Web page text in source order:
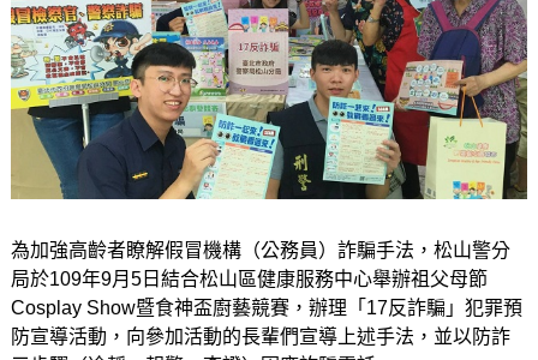
為加強高齡者瞭解假冒機構（公務員）詐騙手法，松山警分
局於109年9月5日結合松山區健康服務中心舉辦祖父母節
Cosplay Show暨食神盃廚藝競賽，辦理「17反詐騙」犯罪預
防宣導活動，向參加活動的長輩們宣導上述手法，並以防詐